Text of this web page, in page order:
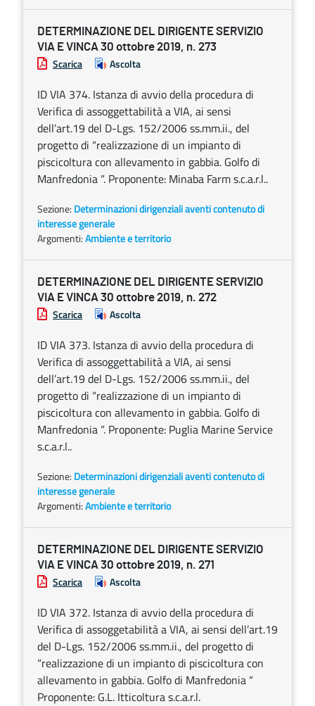
DETERMINAZIONE DEL DIRIGENTE SERVIZIO
VIA E VINCA 30 ottobre 2019, n. 273
Scarica Ascolta
ID VIA 374. Istanza di avvio della procedura di
Verifica di assoggettabilità a VIA, ai sensi
dell’art.19 del D-Lgs. 152/2006 ss.mm.ii., del
progetto di “realizzazione di un impianto di
piscicoltura con allevamento in gabbia. Golfo di
Manfredonia “. Proponente: Minaba Farm s.c.a.r.l..
Sezione: Determinazioni dirigenziali aventi contenuto di
interesse generale
Argomenti:Ambiente e territorio
DETERMINAZIONE DEL DIRIGENTE SERVIZIO
VIA E VINCA 30 ottobre 2019, n. 272
Scarica Ascolta
ID VIA 373. Istanza di avvio della procedura di
Verifica di assoggettabilità a VIA, ai sensi
dell’art.19 del D-Lgs. 152/2006 ss.mm.ii., del
progetto di “realizzazione di un impianto di
piscicoltura con allevamento in gabbia. Golfo di
Manfredonia “. Proponente: Puglia Marine Service
s.c.a.r.l..
Sezione: Determinazioni dirigenziali aventi contenuto di
interesse generale
Argomenti:Ambiente e territorio
DETERMINAZIONE DEL DIRIGENTE SERVIZIO
VIA E VINCA 30 ottobre 2019, n. 271
Scarica Ascolta
ID VIA 372. Istanza di avvio della procedura di
Verifica di assoggetabilità a VIA, ai sensi dell’art.19
del D-Lgs. 152/2006 ss.mm.ii., del progetto di
“realizzazione di un impianto di piscicoltura con
allevamento in gabbia. Golfo di Manfredonia “
Proponente: G.L. Itticoltura s.c.a.r.l.